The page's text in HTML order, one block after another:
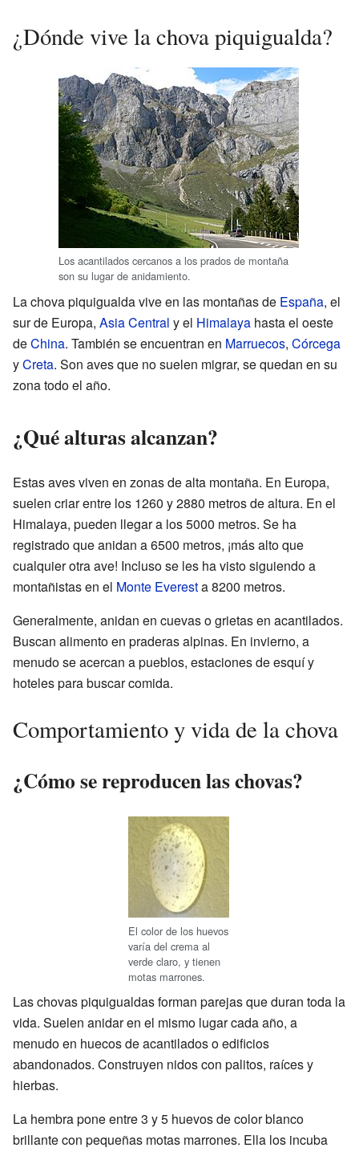
¿Dónde vive la chova piquigualda?
Los acantilados cercanos a los prados de montaña
son su lugar de anidamiento.
La chova piquigualda vive en las montañas de España, el
sur de Europa, Asia Central y el Himalaya hasta el oeste
deChina. También se encuentran en Marruecos, Córcega
yCreta. Son aves que no suelen migrar, se quedan en su
zona todo el año.
¿Qué alturas alcanzan?
Estas aves viven en zonas de alta montaña. En Europa,
suelen criar entre los 1260 y 2880 metros de altura. En el
Himalaya, pueden llegar a los 5000 metros. Se ha
registrado que anidan a 6500 metros, ¡más alto que
cualquier otra ave! Incluso se les ha visto siguiendo a
montañistas en el Monte Everesta 8200 metros.
Generalmente, anidan en cuevas o grietas en acantilados.
Buscan alimento en praderas alpinas. En invierno, a
menudo se acercan a pueblos, estaciones de esquí y
hoteles para buscar comida.
Comportamiento y vida de la chova
¿Cómo se reproducen las chovas?
El color de los huevos
varía del crema al
verde claro, y tienen
motas marrones.
Las chovas piquigualdas forman parejas que duran toda la
vida. Suelen anidar en el mismo lugar cada año, a
menudo en huecos de acantilados o edificios
abandonados. Construyen nidos con palitos, raíces y
hierbas.
La hembra pone entre 3 y 5 huevos de color blanco
brillante con pequeñas motas marrones. Ella los incuba